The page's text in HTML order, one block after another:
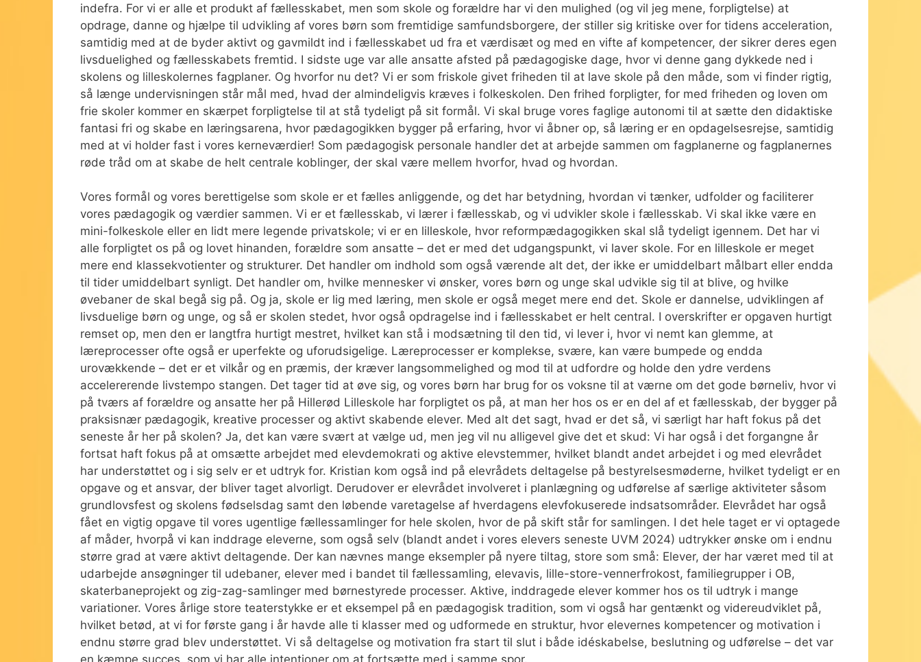
indefra. For vi er alle et produkt af fællesskabet, men som skole og forældre har vi den mulighed (og vil jeg mene, forpligtelse) at
opdrage, danne og hjælpe til udvikling af vores børn som fremtidige samfundsborgere, der stiller sig kritiske over for tidens acceleration,
samtidig med at de byder aktivt og gavmildt ind i fællesskabet ud fra et værdisæt og med en vifte af kompetencer, der sikrer deres egen
livsduelighed og fællesskabets fremtid. I sidste uge var alle ansatte afsted på pædagogiske dage, hvor vi denne gang dykkede ned i
skolens og lilleskolernes fagplaner. Og hvorfor nu det? Vi er som friskole givet friheden til at lave skole på den måde, som vi finder rigtig,
så længe undervisningen står mål med, hvad der almindeligvis kræves i folkeskolen. Den frihed forpligter, for med friheden og loven om
frie skoler kommer en skærpet forpligtelse til at stå tydeligt på sit formål. Vi skal bruge vores faglige autonomi til at sætte den didaktiske
fantasi fri og skabe en læringsarena, hvor pædagogikken bygger på erfaring, hvor vi åbner op, så læring er en opdagelsesrejse, samtidig
med at vi holder fast i vores kerneværdier! Som pædagogisk personale handler det at arbejde sammen om fagplanerne og fagplanernes
røde tråd om at skabe de helt centrale koblinger, der skal være mellem hvorfor, hvad og hvordan.
Vores formål og vores berettigelse som skole er et fælles anliggende, og det har betydning, hvordan vi tænker, udfolder og faciliterer
vores pædagogik og værdier sammen. Vi er et fællesskab, vi lærer i fællesskab, og vi udvikler skole i fællesskab. Vi skal ikke være en
mini-folkeskole eller en lidt mere legende privatskole; vi er en lilleskole, hvor reformpædagogikken skal slå tydeligt igennem. Det har vi
alle forpligtet os på og lovet hinanden, forældre som ansatte – det er med det udgangspunkt, vi laver skole. For en lilleskole er meget
mere end klassekvotienter og strukturer. Det handler om indhold som også værende alt det, der ikke er umiddelbart målbart eller endda
til tider umiddelbart synligt. Det handler om, hvilke mennesker vi ønsker, vores børn og unge skal udvikle sig til at blive, og hvilke
øvebaner de skal begå sig på. Og ja, skole er lig med læring, men skole er også meget mere end det. Skole er dannelse, udviklingen af
livsduelige børn og unge, og så er skolen stedet, hvor også opdragelse ind i fællesskabet er helt central. I overskrifter er opgaven hurtigt
remset op, men den er langtfra hurtigt mestret, hvilket kan stå i modsætning til den tid, vi lever i, hvor vi nemt kan glemme, at
læreprocesser ofte også er uperfekte og uforudsigelige. Læreprocesser er komplekse, svære, kan være bumpede og endda
urovækkende – det er et vilkår og en præmis, der kræver langsommelighed og mod til at udfordre og holde den ydre verdens
accelererende livstempo stangen. Det tager tid at øve sig, og vores børn har brug for os voksne til at værne om det gode børneliv, hvor vi
på tværs af forældre og ansatte her på Hillerød Lilleskole har forpligtet os på, at man her hos os er en del af et fællesskab, der bygger på
praksisnær pædagogik, kreative processer og aktivt skabende elever. Med alt det sagt, hvad er det så, vi særligt har haft fokus på det
seneste år her på skolen? Ja, det kan være svært at vælge ud, men jeg vil nu alligevel give det et skud: Vi har også i det forgangne år
fortsat haft fokus på at omsætte arbejdet med elevdemokrati og aktive elevstemmer, hvilket blandt andet arbejdet i og med elevrådet
har understøttet og i sig selv er et udtryk for. Kristian kom også ind på elevrådets deltagelse på bestyrelsesmøderne, hvilket tydeligt er en
opgave og et ansvar, der bliver taget alvorligt. Derudover er elevrådet involveret i planlægning og udførelse af særlige aktiviteter såsom
grundlovsfest og skolens fødselsdag samt den løbende varetagelse af hverdagens elevfokuserede indsatsområder. Elevrådet har også
fået en vigtig opgave til vores ugentlige fællessamlinger for hele skolen, hvor de på skift står for samlingen. I det hele taget er vi optagede
af måder, hvorpå vi kan inddrage eleverne, som også selv (blandt andet i vores elevers seneste UVM 2024) udtrykker ønske om i endnu
større grad at være aktivt deltagende. Der kan nævnes mange eksempler på nyere tiltag, store som små: Elever, der har været med til at
udarbejde ansøgninger til udebaner, elever med i bandet til fællessamling, elevavis, lille-store-vennerfrokost, familiegrupper i OB,
skaterbaneprojekt og zig-zag-samlinger med børnestyrede processer. Aktive, inddragede elever kommer hos os til udtryk i mange
variationer. Vores årlige store teaterstykke er et eksempel på en pædagogisk tradition, som vi også har gentænkt og videreudviklet på,
hvilket betød, at vi for første gang i år havde alle ti klasser med og udformede en struktur, hvor elevernes kompetencer og motivation i
endnu større grad blev understøttet. Vi så deltagelse og motivation fra start til slut i både idéskabelse, beslutning og udførelse – det var